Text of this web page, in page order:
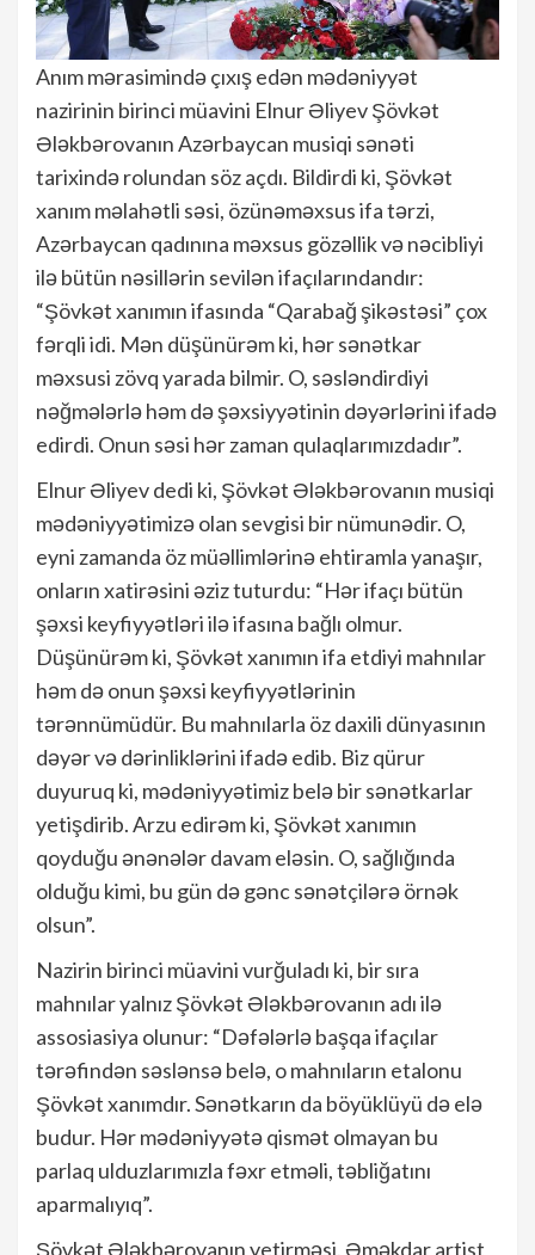
Anım mərasimində çıxış edən mədəniyyət
nazirinin birinci müavini Elnur Əliyev Şövkət
Ələkbərovanın Azərbaycan musiqi sənəti
tarixində rolundan söz açdı. Bildirdi ki, Şövkət
xanım məlahətli səsi, özünəməxsus ifa tərzi,
Azərbaycan qadınına məxsus gözəllik və nəcibliyi
ilə bütün nəsillərin sevilən ifaçılarındandır:
“Şövkət xanımın ifasında “Qarabağ şikəstəsi” çox
fərqli idi. Mən düşünürəm ki, hər sənətkar
məxsusi zövq yarada bilmir. O, səsləndirdiyi
nəğmələrlə həm də şəxsiyyətinin dəyərlərini ifadə
edirdi. Onun səsi hər zaman qulaqlarımızdadır”.
Elnur Əliyev dedi ki, Şövkət Ələkbərovanın musiqi
mədəniyyətimizə olan sevgisi bir nümunədir. O,
eyni zamanda öz müəllimlərinə ehtiramla yanaşır,
onların xatirəsini əziz tuturdu: “Hər ifaçı bütün
şəxsi keyfiyyətləri ilə ifasına bağlı olmur.
Düşünürəm ki, Şövkət xanımın ifa etdiyi mahnılar
həm də onun şəxsi keyfiyyətlərinin
tərənnümüdür. Bu mahnılarla öz daxili dünyasının
dəyər və dərinliklərini ifadə edib. Biz qürur
duyuruq ki, mədəniyyətimiz belə bir sənətkarlar
yetişdirib. Arzu edirəm ki, Şövkət xanımın
qoyduğu ənənələr davam eləsin. O, sağlığında
olduğu kimi, bu gün də gənc sənətçilərə örnək
olsun”.
Nazirin birinci müavini vurğuladı ki, bir sıra
mahnılar yalnız Şövkət Ələkbərovanın adı ilə
assosiasiya olunur: “Dəfələrlə başqa ifaçılar
tərəfindən səslənsə belə, o mahnıların etalonu
Şövkət xanımdır. Sənətkarın da böyüklüyü də elə
budur. Hər mədəniyyətə qismət olmayan bu
parlaq ulduzlarımızla fəxr etməli, təbliğatını
aparmalıyıq”.
Şövkət Ələkbərovanın yetirməsi, Əməkdar artist